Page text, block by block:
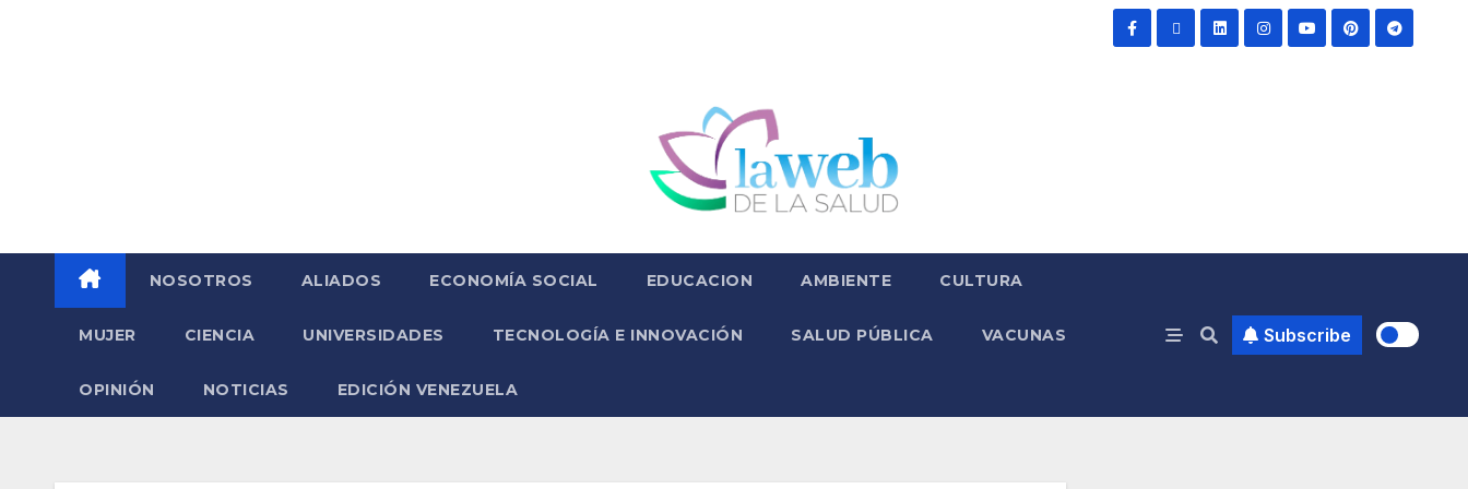
NOSOTROS ALIADOS ECONOMÍA SOCIAL EDUCACION AMBIENTE CULTURA
MUJER CIENCIA UNIVERSIDADES TECNOLOGÍA E INNOVACIÓN SALUD PÚBLICA VACUNAS
OPINIÓN NOTICIAS EDICIÓN VENEZUELA
Subscribe